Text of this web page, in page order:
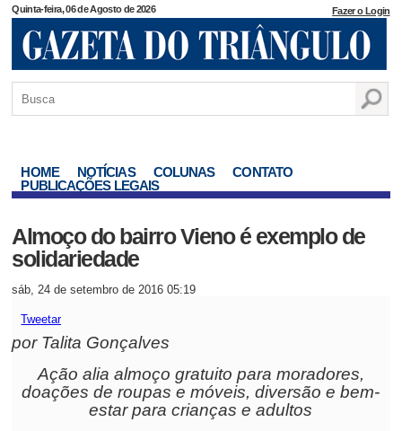
Quinta-feira, 06 de Agosto de 2026 Fazer o Login
HOME NOTÍCIAS COLUNAS
CONTATO
PUBLICAÇÕES LEGAIS
Almoço do bairro Vieno é exemplo de
solidariedade
sáb, 24 de setembro de 2016 05:19
Tweetar
por Talita Gonçalves
Ação alia almoço gratuito para moradores,
doações de roupas e móveis, diversão e bem-
estar para crianças e adultos